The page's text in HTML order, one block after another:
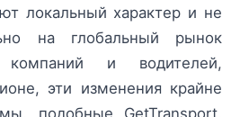
локальный характер и не
на глобальный рынок
и водителей,
эти изменения крайне
подобные GetTransport,